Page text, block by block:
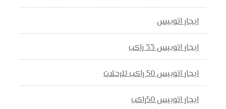
ايجار اتوبيس
ايجار اتوبيس 33 راكب
ايجار اتوبيس 50 راكب للرحلات
ايجار اتوبيس 50راكب